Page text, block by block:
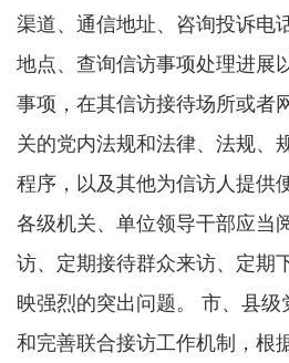
渠道、通信地址、咨询投诉电
地点、查询信访事项处理进展
事项，在其信访接待场所或者
关的党内法规和法律、法规、
程序，以及其他为信访人提供
各级机关、单位领导干部应当
访、定期接待群众来访、定期
映强烈的突出问题。 市、县
和完善联合接访工作机制，根